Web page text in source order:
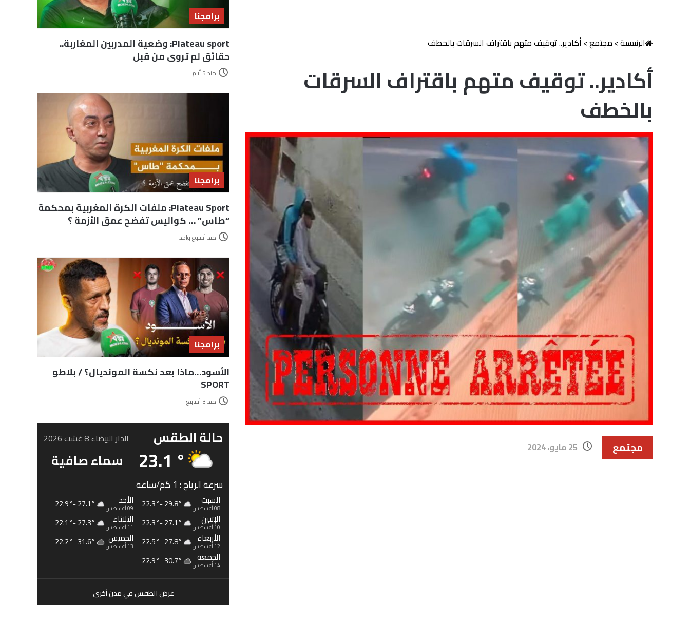
الرئيسية>مجتمع>أكادير.. توقيف متهم باقتراف السرقات بالخطف
أكادير.. توقيف متهم باقتراف السرقات
بالخطف
مجتمع 25 مايو، 2024
برامجنا
Plateau sport: وضعية المدربين المغاربة..
حقائق لم تروى من قبل
منذ 5 أيام
برامجنا
Plateau Sport: ملفات الكرة المغربية بمحكمة
“طاس” … كواليس تفضح عمق الأزمة ؟
منذ أسبوع واحد
برامجنا
الأسود…ماذا بعد نكسة المونديال؟ / بلاطو
SPORT
منذ 3 أسابيع